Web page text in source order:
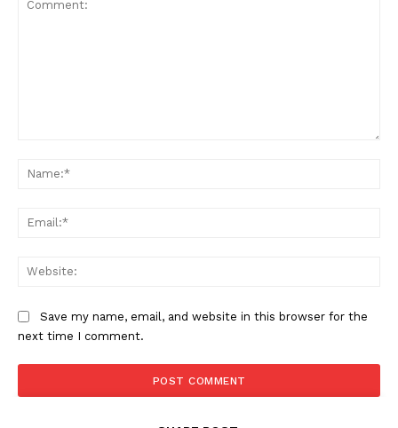
Save my name, email, and website in this browser for the
next time I comment.